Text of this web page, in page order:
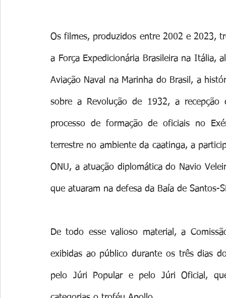
Os filmes, produzidos entre 2002 e 2023,
a Força Expedicionária Brasileira na Itália,
Aviação Naval na Marinha do Brasil, a
sobre a Revolução de 1932, a recepção
processo de formação de oficiais no
terrestre no ambiente da caatinga, a
ONU, a atuação diplomática do Navio
que atuaram na defesa da Baía de Santos-
De todo esse valioso material, a
exibidas ao público durante os três dias
pelo Júri Popular e pelo Júri Oficial,